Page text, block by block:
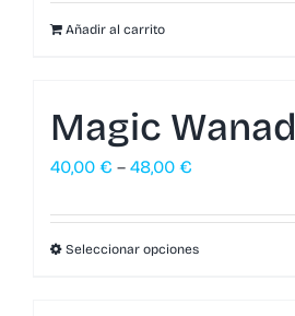
Añadir al carrito
Magic Wanad
40,00 € – 48,00 €
Seleccionar opciones